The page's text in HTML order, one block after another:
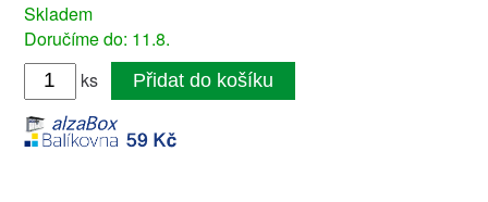
Skladem
Doručíme do: 11.8.
ks
Přidat do košíku